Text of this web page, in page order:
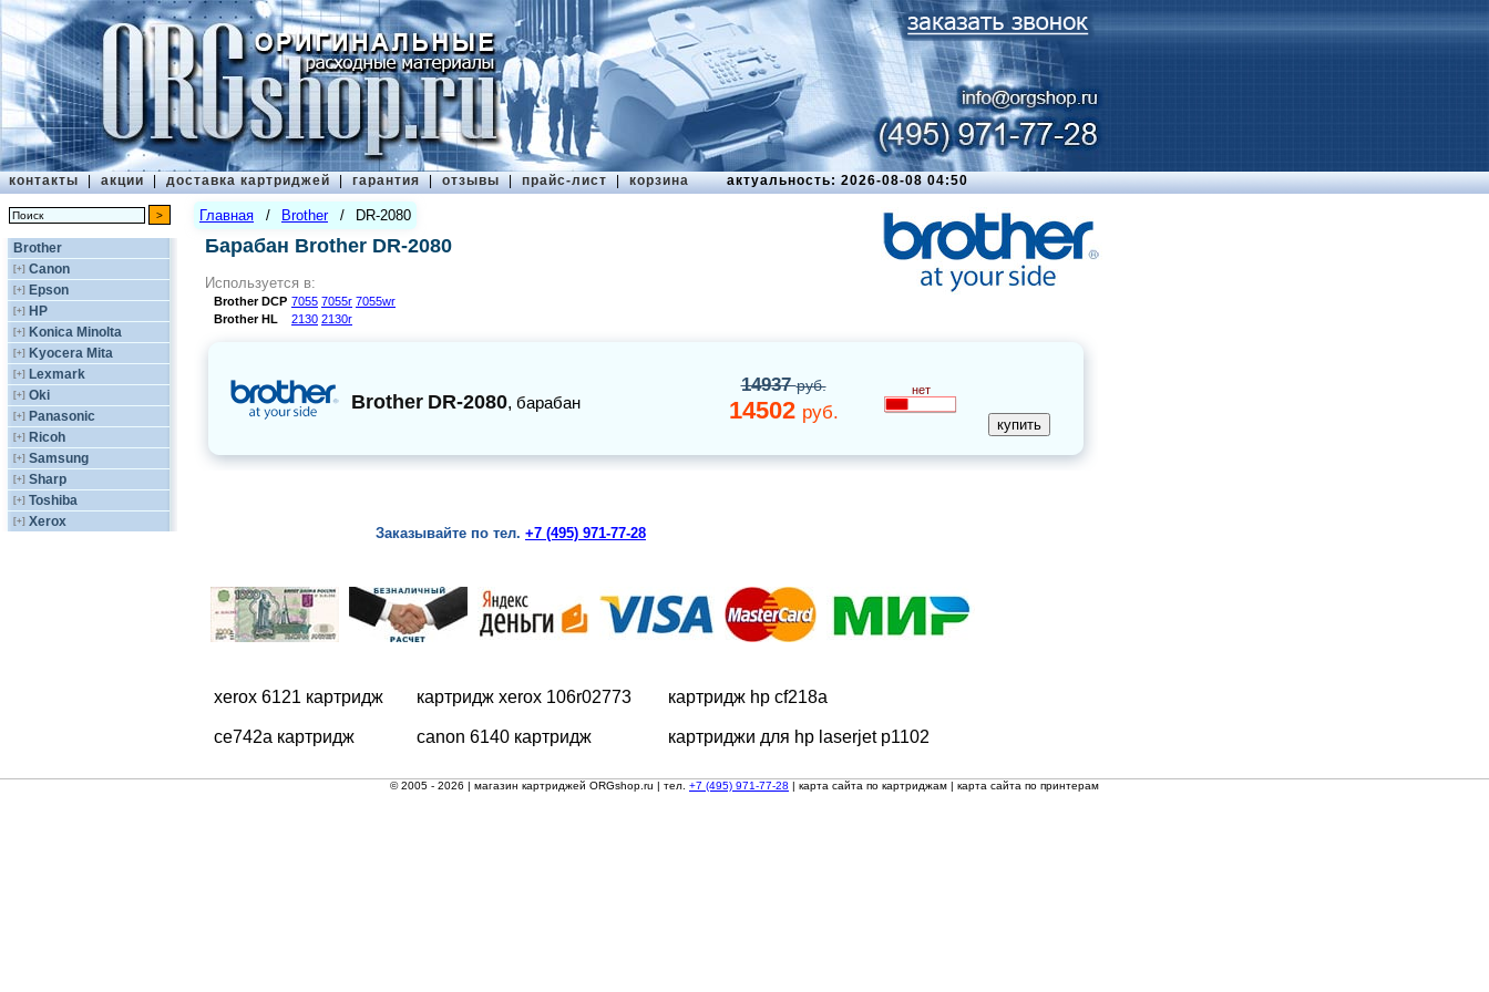
контакты | акции | доставка картриджей | гарантия | отзывы | прайс-лист | корзина актуальность: 2026-08-08 04:50
Brother
[+] Canon
[+] Epson
[+] HP
[+] Konica Minolta
[+] Kyocera Mita
[+] Lexmark
[+] Oki
[+] Panasonic
[+] Ricoh
[+] Samsung
[+] Sharp
[+] Toshiba
[+] Xerox
Главная / Brother / DR-2080
Барабан Brother DR-2080
Используется в:
BrotherDCP 7055 7055r 7055wr
BrotherHL 2130 2130r
Brother DR-2080, барабан
14937руб.
14502 руб.
нет
Заказывайте по тел. +7 (495) 971-77-28
xerox 6121 картридж картридж xerox 106r02773 картридж hp cf218a
ce742a картридж canon 6140 картридж картриджи для hp laserjet p1102
© 2005 - 2026 | магазин картриджей ORGshop.ru | тел. +7 (495) 971-77-28 | карта сайта по картриджам | карта сайта по принтерам